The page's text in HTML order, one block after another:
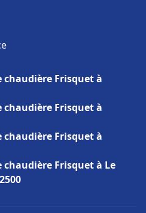
Frisquet à
Frisquet à
Frisquet à
Frisquet à Le